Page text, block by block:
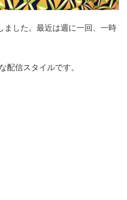
ました。最近は週に一回、一時
配信スタイルです。